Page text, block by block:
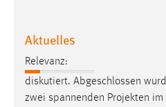
Aktuelles
Relevanz:
diskutiert. Abgeschlossen
zwei spannenden Projekten im